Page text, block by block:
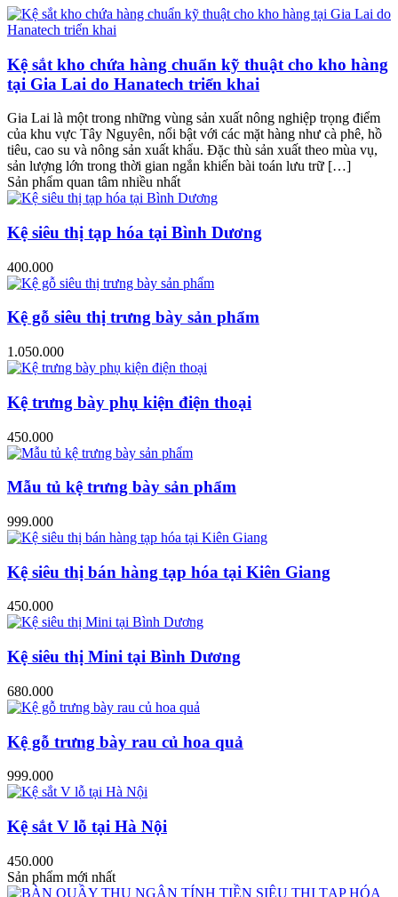
Kệ sắt kho chứa hàng chuẩn kỹ thuật cho kho hàng
tại Gia Lai do Hanatech triển khai
Gia Lai là một trong những vùng sản xuất nông nghiệp trọng điểm
của khu vực Tây Nguyên, nổi bật với các mặt hàng như cà phê, hồ
tiêu, cao su và nông sản xuất khẩu. Đặc thù sản xuất theo mùa vụ,
sản lượng lớn trong thời gian ngắn khiến bài toán lưu trữ […]
Sản phẩm quan tâm nhiều nhất
Kệ siêu thị tạp hóa tại Bình Dương
400.000
Kệ gỗ siêu thị trưng bày sản phẩm
1.050.000
Kệ trưng bày phụ kiện điện thoại
450.000
Mẫu tủ kệ trưng bày sản phẩm
999.000
Kệ siêu thị bán hàng tạp hóa tại Kiên Giang
450.000
Kệ siêu thị Mini tại Bình Dương
680.000
Kệ gỗ trưng bày rau củ hoa quả
999.000
Kệ sắt V lỗ tại Hà Nội
450.000
Sản phẩm mới nhất